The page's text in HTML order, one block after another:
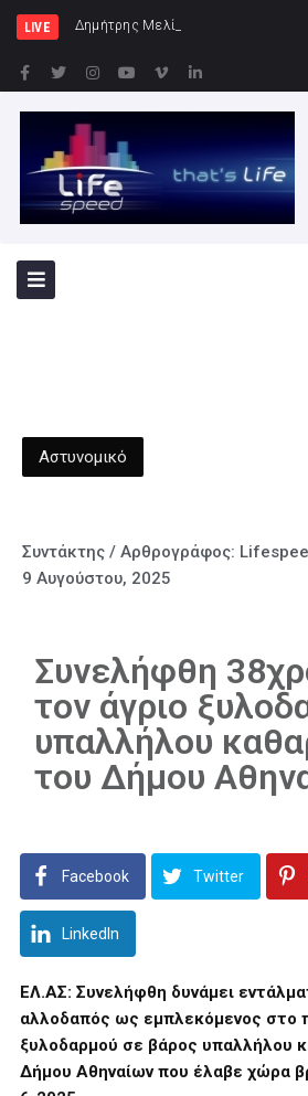
LIVE Δημήτρης Μελίδης: «Ο ΣΥΡΙΖΑ-ΠΣ εί
Αστυνομικό
Συντάκτης / Αρθρογράφος:
9 Αυγούστου, 2025
Συνελήφθη
τον άγριο
υπαλλήλου
του Δήμου
Facebook Twitter
LinkedIn
ΕΛ.ΑΣ: Συνελήφθη δυνάμει
αλλοδαπός ως εμπλεκόμενος στο
ξυλοδαρμού σε βάρος υπαλλήλου
Δήμου Αθηναίων που έλαβε χώρα